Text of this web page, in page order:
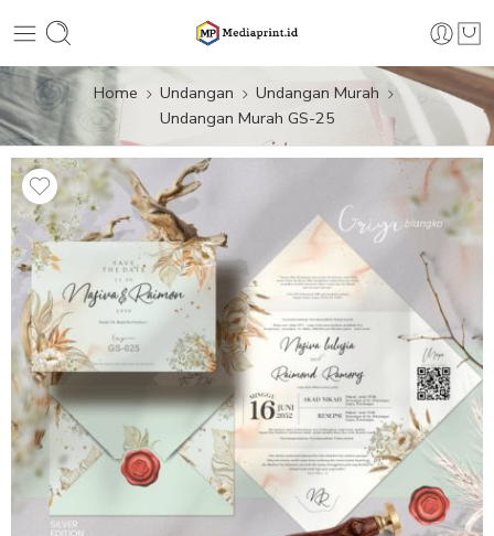
Home Undangan
Undangan Murah
Undangan Murah GS-25